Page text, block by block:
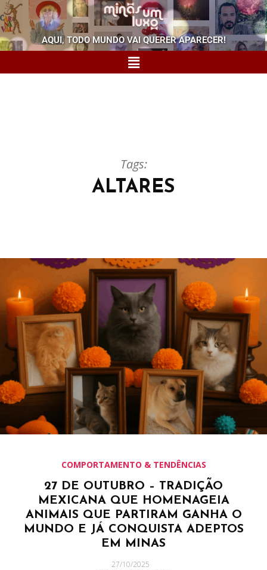
AQUI, TODO MUNDO VAI QUERER APARECER!
Tags:
ALTARES
COMPORTAMENTO & TENDÊNCIAS
27 DE OUTUBRO – TRADIÇÃO
MEXICANA QUE HOMENAGEIA
ANIMAIS QUE PARTIRAM GANHA O
MUNDO E JÁ CONQUISTA ADEPTOS
EM MINAS
27/10/2025